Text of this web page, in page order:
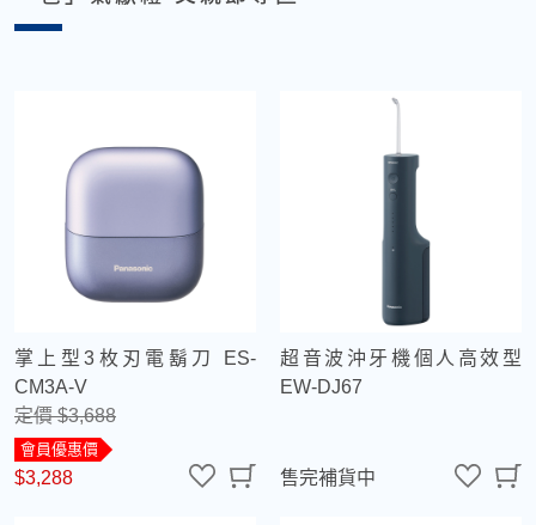
掌上型3枚刃電鬍刀 ES-
CM3A-V
定價 $3,688
會員優惠價
$3,288
超音波沖牙機個人高效型
EW-DJ67
售完補貨中